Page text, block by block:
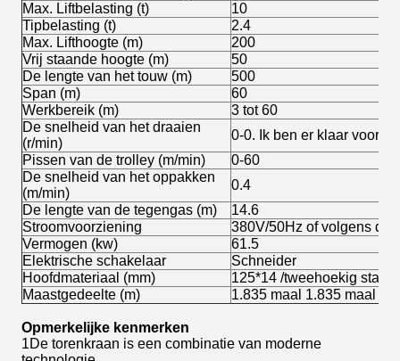
Max. Liftbelasting (t)
10
Tipbelasting (t)
2.4
Max. Lifthoogte (m)
200
Vrij staande hoogte (m)
50
De lengte van het touw (m)
500
Span (m)
60
Werkbereik (m)
3 tot 60
De snelheid van het draaien
(r/min)
0-0. Ik ben er klaar voor.6
Pissen van de trolley (m/min)
0-60
De snelheid van het oppakken
(m/min)
0.4
De lengte van de tegengas (m)
14.6
Stroomvoorziening
380V/50Hz of volgens de
Vermogen (kw)
61.5
Elektrische schakelaar
Schneider
Hoofdmateriaal (mm)
125*14 /tweehoekig staal
Maastgedeelte (m)
1.835 maal 1.835 maal 2.5
Opmerkelijke kenmerken
1De torenkraan is een combinatie van moderne